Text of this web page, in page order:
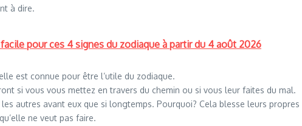
à dire.
pour ces 4 signes du zodiaque à partir du 4 août 2026
est connue pour être l’utile du zodiaque.
si vous vous mettez en travers du chemin ou si vous leur faites du mal.
autres avant eux que si longtemps. Pourquoi? Cela blesse leurs propres
ne veut pas faire.